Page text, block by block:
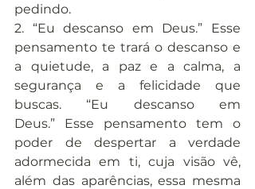
pedindo.
2. “Eu descanso em Deus.” Esse
pensamento te trará o descanso e
a quietude, a paz e a calma, a
segurança e a felicidade que
buscas. “Eu descanso em
Deus.” Esse pensamento tem o
poder de despertar a verdade
adormecida em ti, cuja visão vê,
além das aparências, essa mesma